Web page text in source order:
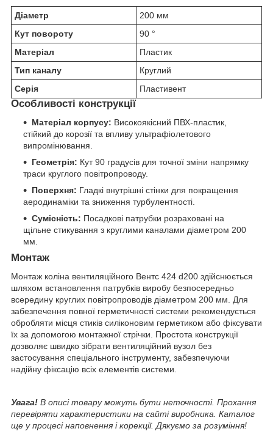
Діаметр
200 мм
Кут повороту
90 °
Матеріал
Пластик
Тип каналу
Круглий
Серія
Пластивент
Особливості конструкції
Матеріал корпусу: Високоякісний ПВХ-пластик,
стійкий до корозії та впливу ультрафіолетового
випромінювання.
Геометрія: Кут 90 градусів для точної зміни напрямку
траси круглого повітропроводу.
Поверхня: Гладкі внутрішні стінки для покращення
аеродинаміки та зниження турбулентності.
Сумісність: Посадкові патрубки розраховані на
щільне стикування з круглими каналами діаметром 200
мм.
Монтаж
Монтаж коліна вентиляційного Вентс 424 d200 здійснюється
шляхом встановлення патрубків виробу безпосередньо
всередину круглих повітропроводів діаметром 200 мм. Для
забезпечення повної герметичності системи рекомендується
обробляти місця стиків силіконовим герметиком або фіксувати
їх за допомогою монтажної стрічки. Простота конструкції
дозволяє швидко зібрати вентиляційний вузол без
застосування спеціального інструменту, забезпечуючи
надійну фіксацію всіх елементів системи.
Увага! В описі товару можуть бути неточності. Прохання
перевіряти характеристики на сайті виробника. Каталог
ще у процесі наповнення і корекції. Дякуємо за розуміння!